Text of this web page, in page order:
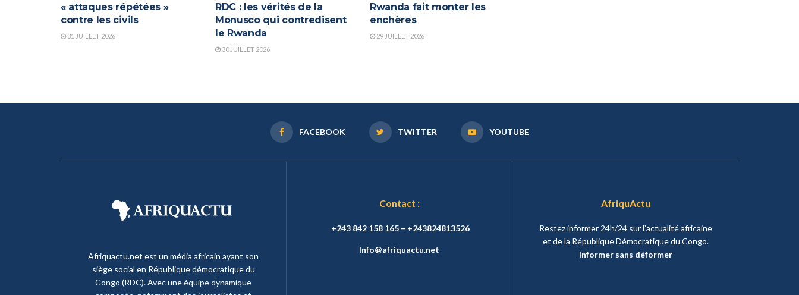
« attaques répétées »
contre les civils
31 JUILLET 2026
RDC : les vérités de la
Monusco qui contredisent
le Rwanda
30 JUILLET 2026
Rwanda fait monter les
enchères
29 JUILLET 2026
FACEBOOK TWITTER YOUTUBE
Afriquactu.net est un média africain ayant son
siège social en République démocratique du
Congo (RDC). Avec une équipe dynamique
Contact :
+243 842 158 165 – +243824813526
Info@afriquactu.net
AfriquActu
Restez informer 24h/24 sur l’actualité africaine
et de la République Démocratique du Congo.
Informer sans déformer